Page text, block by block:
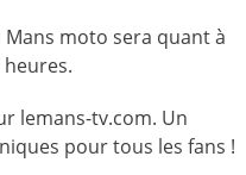
Mans moto sera quant à
lemans-tv.com. Un
pour tous les fans !